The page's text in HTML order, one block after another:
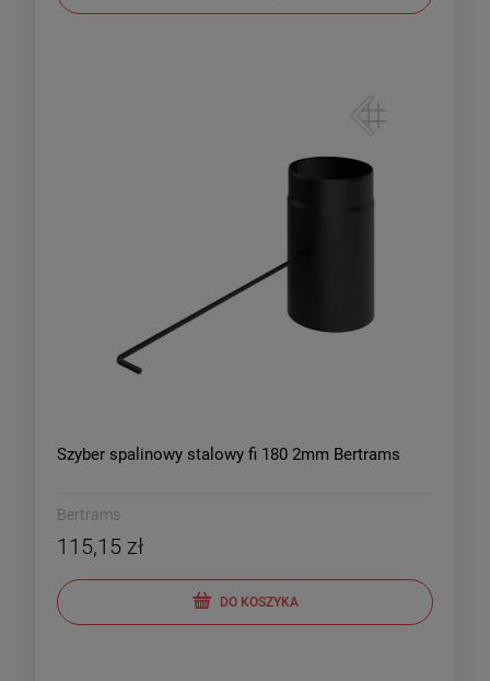
Szyber spalinowy stalowy fi 180 2mm Bertrams
Bertrams
115,15 zł
DO KOSZYKA